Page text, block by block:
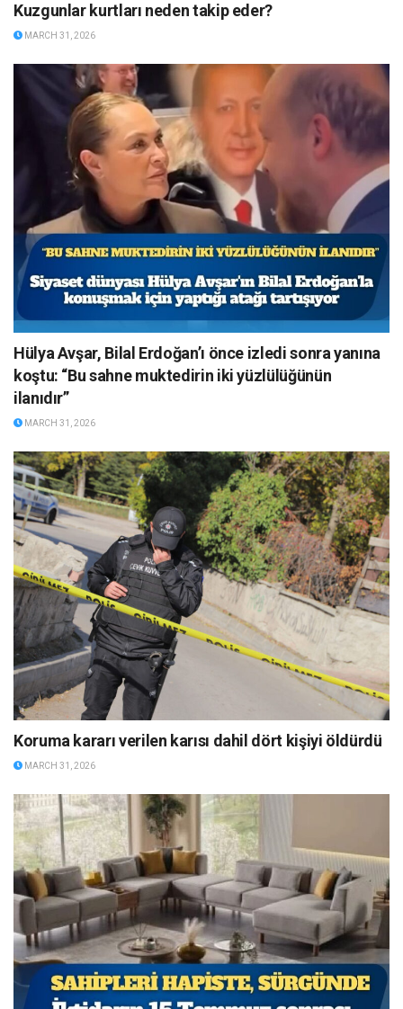
Kuzgunlar kurtları neden takip eder?
MARCH 31, 2026
Hülya Avşar, Bilal Erdoğan’ı önce izledi sonra yanına
koştu: “Bu sahne muktedirin iki yüzlülüğünün
ilanıdır”
MARCH 31, 2026
Koruma kararı verilen karısı dahil dört kişiyi öldürdü
MARCH 31, 2026